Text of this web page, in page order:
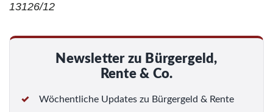
13126/12
Newsletter zu Bürgergeld,
Rente & Co.
Wöchentliche Updates zu Bürgergeld & Rente